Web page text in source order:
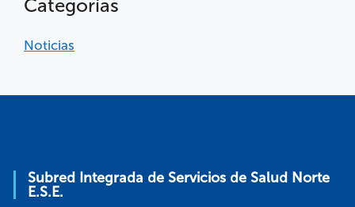
Categorías
Noticias
Subred Integrada de Servicios de Salud Norte
E.S.E.